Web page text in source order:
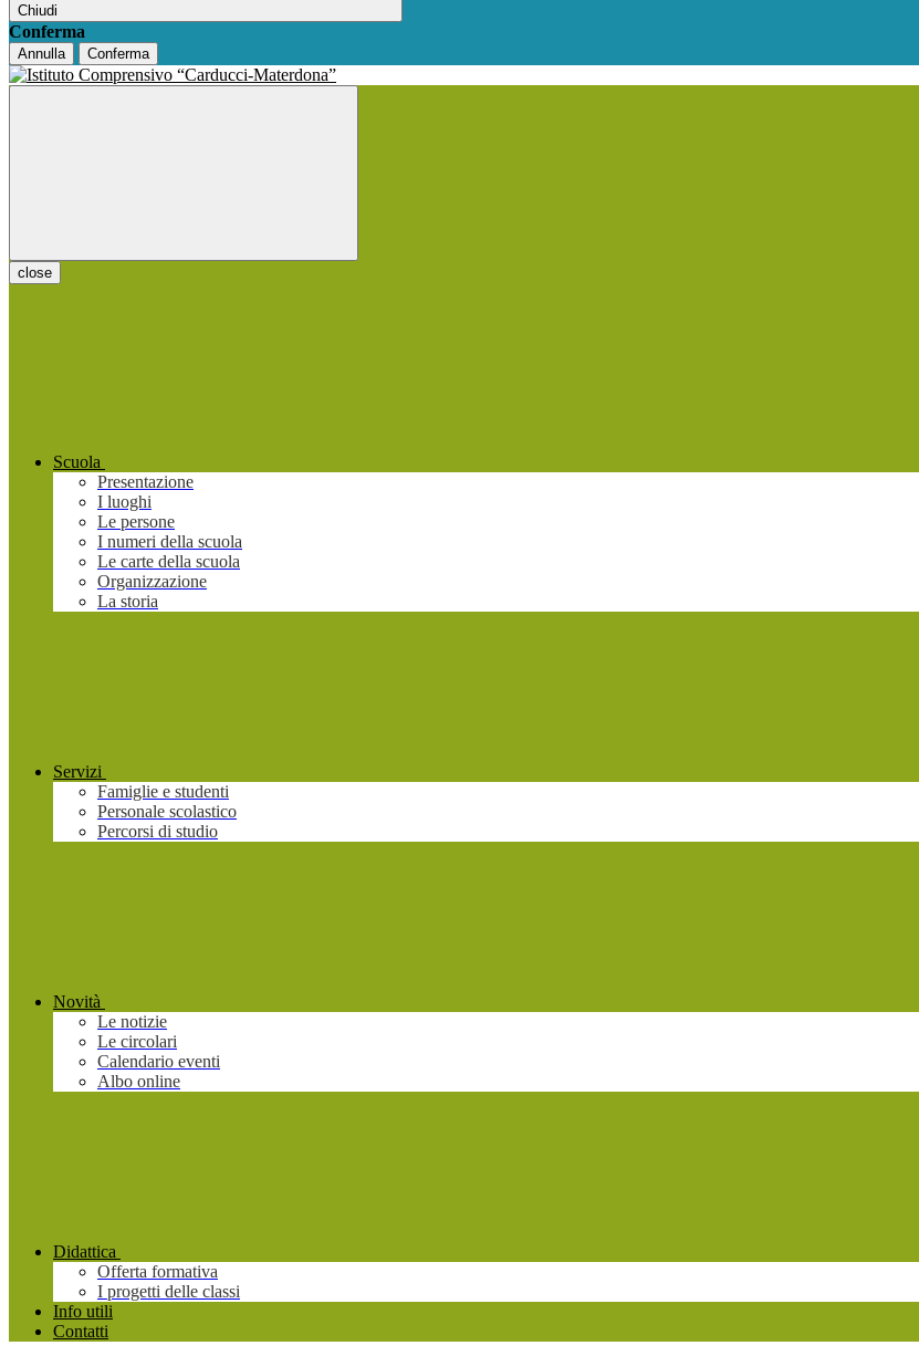
Chiudi
Conferma
Annulla Conferma
close
Scuola
Presentazione
I luoghi
Le persone
I numeri della scuola
Le carte della scuola
Organizzazione
La storia
Servizi
Famiglie e studenti
Personale scolastico
Percorsi di studio
Novità
Le notizie
Le circolari
Calendario eventi
Albo online
Didattica
Offerta formativa
I progetti delle classi
Info utili
Contatti